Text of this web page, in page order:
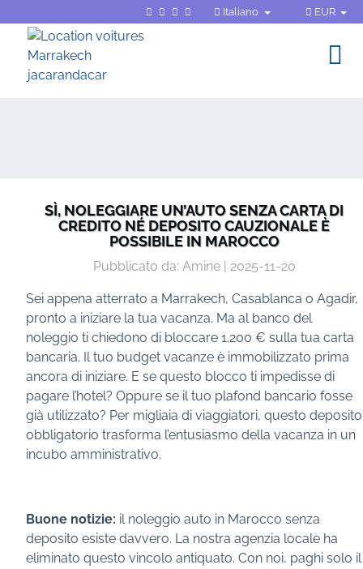
Italiano EUR
SÌ, NOLEGGIARE UN’AUTO SENZA CARTA DI
CREDITO NÉ DEPOSITO CAUZIONALE È
POSSIBILE IN MAROCCO
Pubblicato da: Amine | 2025-11-20
Sei appena atterrato a Marrakech, Casablanca o Agadir,
pronto a iniziare la tua vacanza. Ma al banco del
noleggio ti chiedono di bloccare 1.200 € sulla tua carta
bancaria. Il tuo budget vacanze è immobilizzato prima
ancora di iniziare. E se questo blocco ti impedisse di
pagare l’hotel? Oppure se il tuo plafond bancario fosse
già utilizzato? Per migliaia di viaggiatori, questo deposito
obbligatorio trasforma l’entusiasmo della vacanza in un
incubo amministrativo.
Buone notizie: il noleggio auto in Marocco senza
deposito esiste davvero. La nostra agenzia locale ha
eliminato questo vincolo antiquato. Con noi, paghi solo il